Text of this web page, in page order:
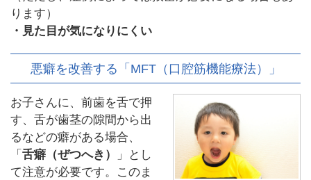
ります）
・見た目が気になりにくい
悪癖を改善する「MFT（口腔筋機能療法）」
お子さんに、前歯を舌で押
す、舌が歯茎の隙間から出
るなどの癖がある場合、
「 舌癖（ぜつへき）
」とし
て注意が必要です。このま